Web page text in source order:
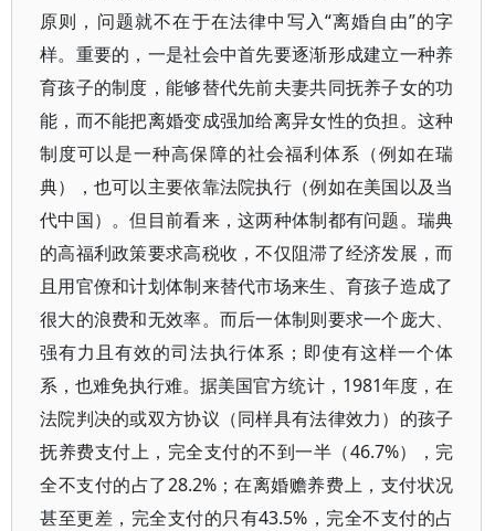
原则，问题就不在于在法律中写入“离婚自由”的字
样。重要的，一是社会中首先要逐渐形成建立一种养
育孩子的制度，能够替代先前夫妻共同抚养子女的功
能，而不能把离婚变成强加给离异女性的负担。这种
制度可以是一种高保障的社会福利体系（例如在瑞
典），也可以主要依靠法院执行（例如在美国以及当
代中国）。但目前看来，这两种体制都有问题。瑞典
的高福利政策要求高税收，不仅阻滞了经济发展，而
且用官僚和计划体制来替代市场来生、育孩子造成了
很大的浪费和无效率。而后一体制则要求一个庞大、
强有力且有效的司法执行体系；即使有这样一个体
系，也难免执行难。据美国官方统计，1981年度，在
法院判决的或双方协议（同样具有法律效力）的孩子
抚养费支付上，完全支付的不到一半（46.7%），完
全不支付的占了28.2%；在离婚赡养费上，支付状况
甚至更差，完全支付的只有43.5%，完全不支付的占